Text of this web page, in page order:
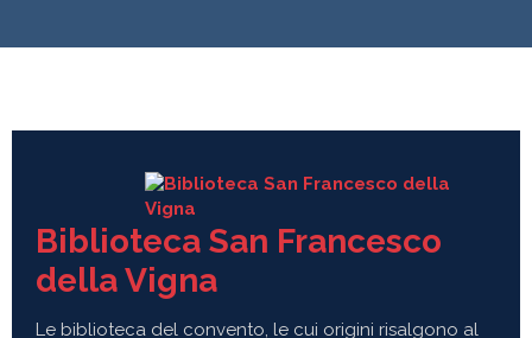
Biblioteca San Francesco
della Vigna
Le biblioteca del convento, le cui origini risalgono al